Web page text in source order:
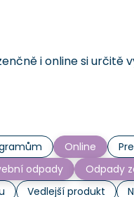
i online si určitě
Online
odpady Odpady
Vedlejší produkt